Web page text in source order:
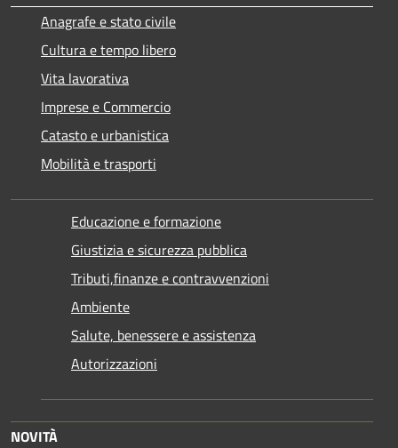
Anagrafe e stato civile
Cultura e tempo libero
Vita lavorativa
Imprese e Commercio
Catasto e urbanistica
Mobilità e trasporti
Educazione e formazione
Giustizia e sicurezza pubblica
Tributi,finanze e contravvenzioni
Ambiente
Salute, benessere e assistenza
Autorizzazioni
NOVITÀ